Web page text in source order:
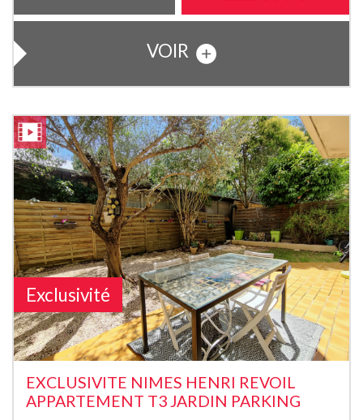
VOIR
Exclusivité
EXCLUSIVITE NIMES HENRI REVOIL
APPARTEMENT T3 JARDIN PARKING